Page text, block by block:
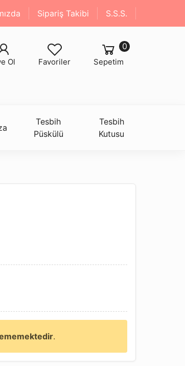
Sipariş Takibi S.S.S.
Sepetim
0
Favoriler
Ol
Tesbih
Püskülü
Tesbih
Kutusu
.